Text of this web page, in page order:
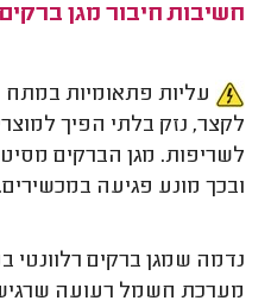
חשיבות חיבור מגן
עליות פתאומיות
לקצר, נזק בלתי הפיך
לשריפות. מגן הברקים
ובכך מונע פגיעה
נדמה שמגן ברקים רלוונטי
מערכת חשמל רעועה